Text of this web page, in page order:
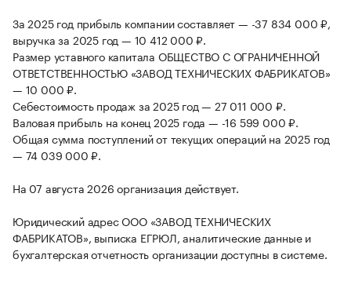
За 2025 год прибыль компании составляет — -37 834 000 ₽,
выручка за 2025 год — 10 412 000 ₽.
Размер уставного капитала ОБЩЕСТВО С ОГРАНИЧЕННОЙ
ОТВЕТСТВЕННОСТЬЮ «ЗАВОД ТЕХНИЧЕСКИХ ФАБРИКАТОВ»
— 10 000 ₽.
Себестоимость продаж за 2025 год — 27 011 000 ₽.
Валовая прибыль на конец 2025 года — -16 599 000 ₽.
Общая сумма поступлений от текущих операций на 2025 год
— 74 039 000 ₽.
На 07 августа 2026 организация действует.
Юридический адрес ООО «ЗАВОД ТЕХНИЧЕСКИХ
ФАБРИКАТОВ», выписка ЕГРЮЛ, аналитические данные и
бухгалтерская отчетность организации доступны в системе.